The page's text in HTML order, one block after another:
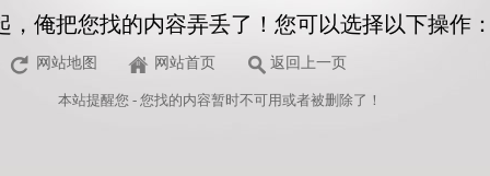
，俺把您找的内容弄丢了！您可以选择以下操作
网站地图 网站首页 返回上一页
本站提醒您 - 您找的内容暂时不可用或者被删除了！